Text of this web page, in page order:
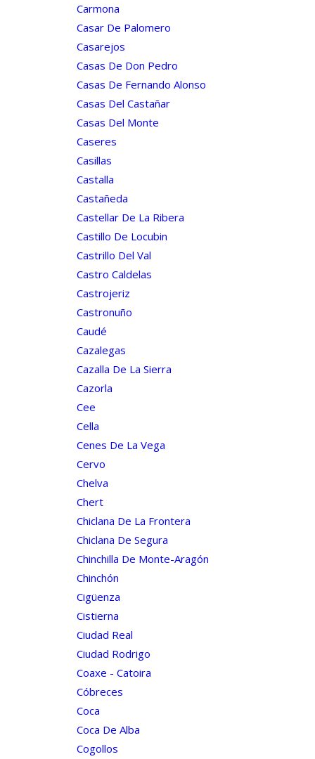
Carmona
Casar De Palomero
Casarejos
Casas De Don Pedro
Casas De Fernando Alonso
Casas Del Castañar
Casas Del Monte
Caseres
Casillas
Castalla
Castañeda
Castellar De La Ribera
Castillo De Locubin
Castrillo Del Val
Castro Caldelas
Castrojeriz
Castronuño
Caudé
Cazalegas
Cazalla De La Sierra
Cazorla
Cee
Cella
Cenes De La Vega
Cervo
Chelva
Chert
Chiclana De La Frontera
Chiclana De Segura
Chinchilla De Monte-Aragón
Chinchón
Cigüenza
Cistierna
Ciudad Real
Ciudad Rodrigo
Coaxe - Catoira
Cóbreces
Coca
Coca De Alba
Cogollos